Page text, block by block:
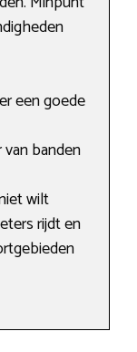
een goede
banden
wilt
rijdt en